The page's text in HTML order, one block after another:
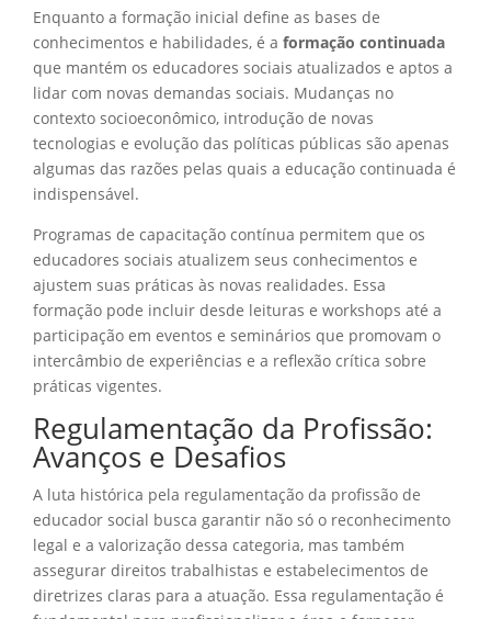
Enquanto a formação inicial define as bases de
conhecimentos e habilidades, é a formação continuada
que mantém os educadores sociais atualizados e aptos a
lidar com novas demandas sociais. Mudanças no
contexto socioeconômico, introdução de novas
tecnologias e evolução das políticas públicas são apenas
algumas das razões pelas quais a educação continuada é
indispensável.
Programas de capacitação contínua permitem que os
educadores sociais atualizem seus conhecimentos e
ajustem suas práticas às novas realidades. Essa
formação pode incluir desde leituras e workshops até a
participação em eventos e seminários que promovam o
intercâmbio de experiências e a reflexão crítica sobre
práticas vigentes.
Regulamentação da Profissão:
Avanços e Desafios
A luta histórica pela regulamentação da profissão de
educador social busca garantir não só o reconhecimento
legal e a valorização dessa categoria, mas também
assegurar direitos trabalhistas e estabelecimentos de
diretrizes claras para a atuação. Essa regulamentação é